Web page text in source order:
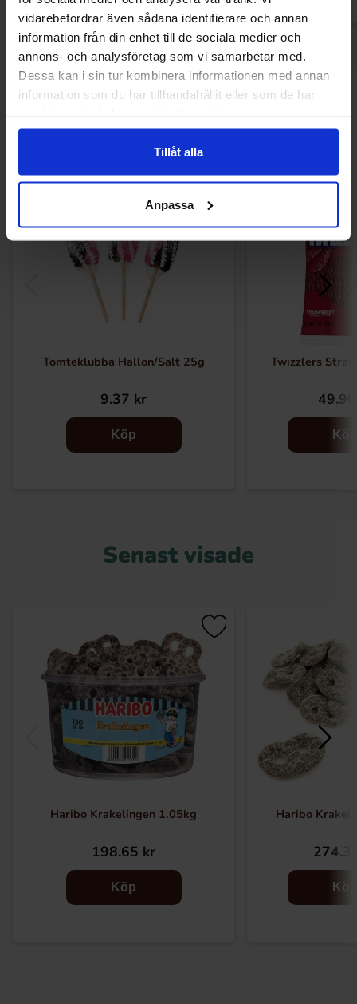
vidarebefordrar även sådana identifierare och annan
information från din enhet till de sociala medier och
annons- och analysföretag som vi samarbetar med.
Dessa kan i sin tur kombinera informationen med annan
information som du har tillhandahållit eller som de har
Tillåt alla
Anpassa
Andra gillade
Tomteklubba Hallon/Salt 25g
9.37 kr
Köp
Twizzlers
Köp
Senast visade
Haribo Krakelingen 1.05kg
198.65 kr
Köp
Haribo
Köp